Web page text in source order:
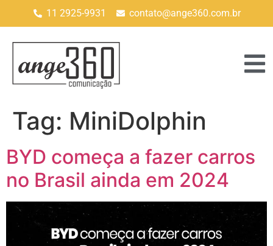
11 2925-9931 contato@ange360.com.br
Tag: MiniDolphin
BYD começa a fazer carros
no Brasil ainda em 2024